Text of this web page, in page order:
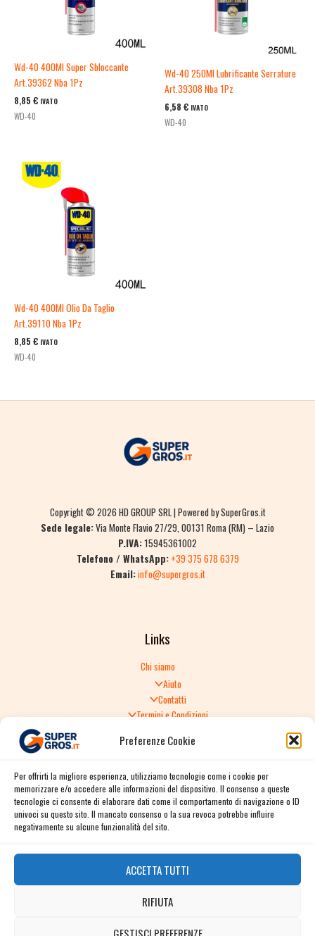
Preferenze Cookie
Per offrirti la migliore esperienza, utilizziamo tecnologie come i cookie per
memorizzare e/o accedere alle informazioni del dispositivo. Il consenso a queste
tecnologie ci consente di elaborare dati come il comportamento di navigazione o ID
univoci su questo sito. Il mancato consenso o la sua revoca potrebbe influire
negativamente su alcune funzionalità del sito.
ACCETTA TUTTI
RIFIUTA
GESTISCI PREFERENZE
Wd-40 400Ml Super Sbloccante
Art.39362 Nba 1Pz
8,85 € IVATO
WD-40
Wd-40 250Ml Lubrificante Serrature
Art.39308 Nba 1Pz
6,58 € IVATO
WD-40
Wd-40 400Ml Olio Da Taglio
Art.39110 Nba 1Pz
8,85 € IVATO
WD-40
Copyright © 2026 HD GROUP SRL | Powered by SuperGros.it
Sede legale:Via Monte Flavio 27/29, 00131 Roma (RM) – Lazio
P.IVA:15945361002
Telefono / WhatsApp: +39 375 678 6379
Email:info@supergros.it
Links
Chi siamo
Aiuto
Contatti
Termini e Condizioni
Politica di Reso
Spedizione e consegna
Informativa sulla Privacy
Cookie Policy
Facebook
Instagram
Twitter / X